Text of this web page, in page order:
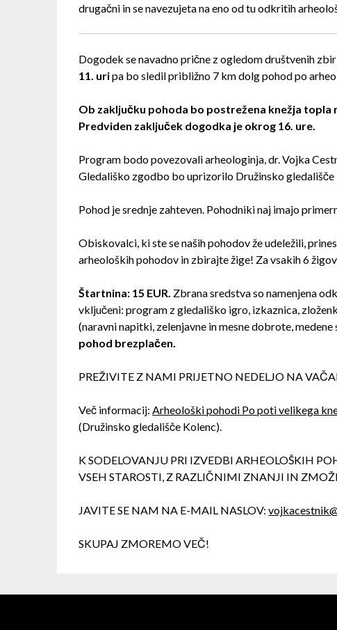
drugačni in se navezujeta na eno od tu odkritih
Dogodek se navadno prične z ogledom društvenih
11. uripa bo sledil približno 7 km dolg pohod po
Ob zaključku pohoda bo postrežena knežja topla
Predviden zaključek dogodka je okrog 16. ure.
Program bodo povezovali arheologinja, dr. Vojka
Gledališko zgodbo bo uprizorilo Družinsko gledališče
Pohod je srednje zahteven. Pohodniki naj imajo
Obiskovalci, ki ste se naših pohodov že udeležili,
arheoloških pohodov in zbirajte žige! Za vsakih 6
Štartnina: 15 EUR. Zbrana sredstva so namenjena
vključeni: program z gledališko igro, izkaznica,
(naravni napitki, zelenjavne in mesne dobrote, medene
pohod brezplačen.
PREŽIVITE Z NAMI PRIJETNO NEDELJO NA
Več informacij:Arheološki pohodi Po poti velikega
(Družinsko gledališče Kolenc).
K SODELOVANJU PRI IZVEDBI ARHEOLOŠKIH
VSEH STAROSTI, Z RAZLIČNIMI ZNANJI IN
JAVITE SE NAM NA E-MAIL NASLOV:
SKUPAJ ZMOREMO VEČ!